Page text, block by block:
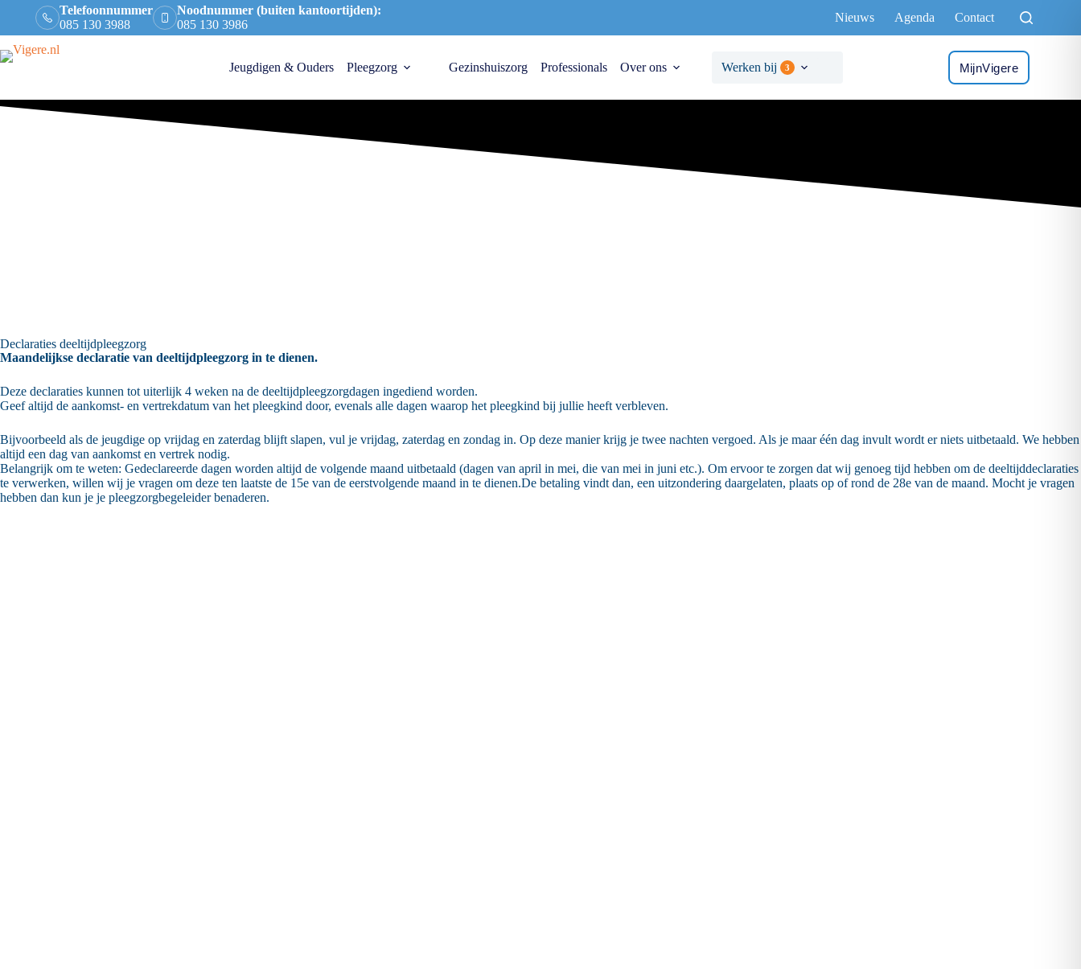
Telefoonnummer
085 130 3988
Noodnummer (buiten kantoortijden):
085 130 3986
Nieuws Agenda Contact
Jeugdigen & Ouders Pleegzorg Gezinshuiszorg Professionals Over ons Werken bij 3 MijnVigere
Declaraties deeltijdpleegzorg
Maandelijkse declaratie van deeltijdpleegzorg in te dienen.
Deze declaraties kunnen tot uiterlijk 4 weken na de deeltijdpleegzorgdagen ingediend worden.
Geef altijd de aankomst- en vertrekdatum van het pleegkind door, evenals alle dagen waarop het pleegkind bij jullie heeft verbleven.
Bijvoorbeeld als de jeugdige op vrijdag en zaterdag blijft slapen, vul je vrijdag, zaterdag en zondag in. Op deze manier krijg je twee nachten vergoed. Als je maar één dag invult wordt er niets uitbetaald. We hebben
altijd een dag van aankomst en vertrek nodig.
Belangrijk om te weten: Gedeclareerde dagen worden altijd de volgende maand uitbetaald (dagen van april in mei, die van mei in juni etc.). Om ervoor te zorgen dat wij genoeg tijd hebben om de deeltijddeclaraties
te verwerken, willen wij je vragen om deze ten laatste de 15e van de eerstvolgende maand in te dienen.De betaling vindt dan, een uitzondering daargelaten, plaats op of rond de 28e van de maand. Mocht je vragen
hebben dan kun je je pleegzorgbegeleider benaderen.